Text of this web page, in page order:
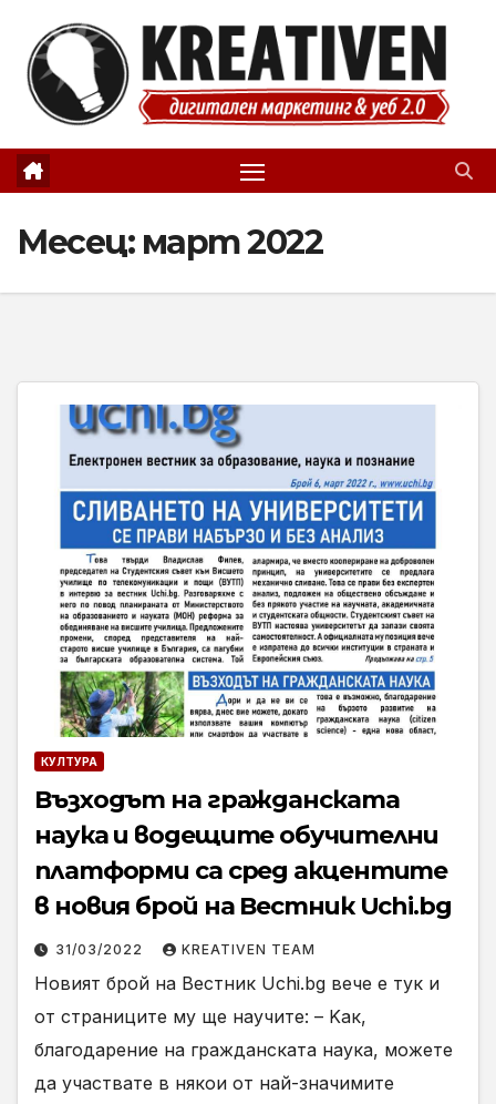
content
Месец: март 2022
КУЛТУРА
Възходът на гражданската
наука и водещите обучителни
платформи са сред акцентите
в новия брой на Вестник Uchi.bg
31/03/2022 KREATIVEN TEAM
Новият брой на Вестник Uchi.bg вече е тук и
от страниците му ще научите: – Kак,
благодарение на гражданската наука, можете
да участвате в някои от най-значимите